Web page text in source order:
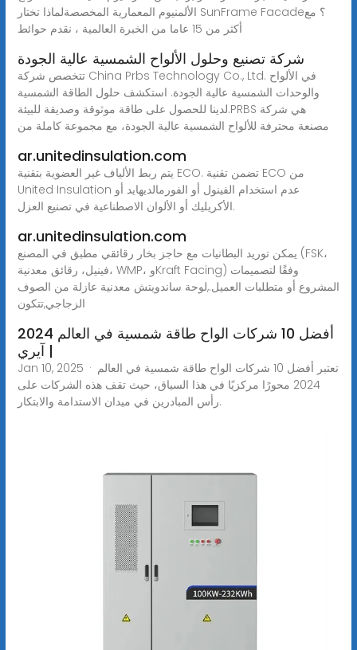
الألمنيوم المعمارية المخصصةلماذا تختار SunFrame Facade؟ مع
أكثر من 15 عاما من الخبرة العالمية ، نقدم حوائط
شركة تصنيع وحلول الألواح الشمسية عالية الجودة
تتخصص شركة China Prbs Technology Co., Ltd. في الألواح
والوحدات الشمسية عالية الجودة. استكشف حلول الطاقة الشمسية
لدينا للحصول على طاقة موثوقة وصديقة للبيئة.PRBS هي شركة
مصنعة محترفة للألواح الشمسية عالية الجودة، مع مجموعة كاملة من
ar.unitedinsulation.com
يتم ربط الألياف غير العضوية بتقنية ECO. تضمن تقنية ECO من
United Insulation عدم استخدام الفينول أو الفورمالديهايد أو
الأكريليك أو الألوان الاصطناعية في تصنيع العزل.
ar.unitedinsulation.com
يمكن توريد البطانيات مع حاجز بخار رقائقي مطبق في المصنع (FSK،
فينيل، رقائق معدنية، WMP، وKraft Facing) وفقًا لتصميمات
المشروع أو متطلبات العميل.,لوحة ساندويتش معدنية عازلة من الصوف
الزجاجي,تتكون
أفضل 10 شركات الواح طاقة شمسية في العالم 2024
| آيري
Jan 10, 2025 · تعتبر أفضل 10 شركات الواح طاقة شمسية في العالم
2024 محورًا مركزيًا في هذا السياق، حيث تقف هذه الشركات على
رأس المبادرين في ميدان الاستدامة والابتكار.